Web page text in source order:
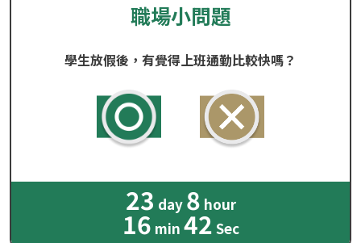
職場小問題
學生放假後，有覺得上班通勤比較快嗎？
23 day 8 hour
16 min 40 Sec